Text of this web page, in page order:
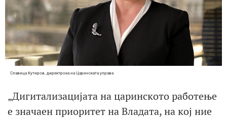
Славица Кутиров, директрока на Царинската управа
„Дигитализацијата на царинското работење
е значаен приоритет на Владата, на кој ние